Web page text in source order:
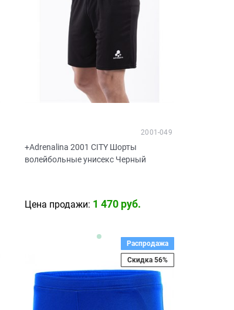
+Adrenalina 2001 CITY Шорты
волейбольные унисекс Черный
2001-049
Цена продажи: 1 470 руб.
Распродажа
Скидка 56%